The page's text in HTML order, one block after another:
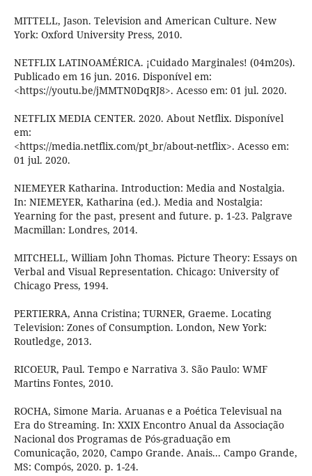
MITTELL, Jason. Television and American Culture. New
York: Oxford University Press, 2010.
NETFLIX LATINOAMÉRICA. ¡Cuidado Marginales! (04m20s).
Publicado em 16 jun. 2016. Disponível em:
<https://youtu.be/jMMTN0DqRJ8>. Acesso em: 01 jul. 2020.
NETFLIX MEDIA CENTER. 2020. About Netflix. Disponível
em:
<https://media.netflix.com/pt_br/about-netflix>. Acesso em:
01 jul. 2020.
NIEMEYER Katharina. Introduction: Media and Nostalgia.
In: NIEMEYER, Katharina (ed.). Media and Nostalgia:
Yearning for the past, present and future. p. 1-23. Palgrave
Macmillan: Londres, 2014.
MITCHELL, William John Thomas. Picture Theory: Essays on
Verbal and Visual Representation. Chicago: University of
Chicago Press, 1994.
PERTIERRA, Anna Cristina; TURNER, Graeme. Locating
Television: Zones of Consumption. London, New York:
Routledge, 2013.
RICOEUR, Paul. Tempo e Narrativa 3. São Paulo: WMF
Martins Fontes, 2010.
ROCHA, Simone Maria. Aruanas e a Poética Televisual na
Era do Streaming. In: XXIX Encontro Anual da Associação
Nacional dos Programas de Pós-graduação em
Comunicação, 2020, Campo Grande. Anais... Campo Grande,
MS: Compós, 2020. p. 1-24.